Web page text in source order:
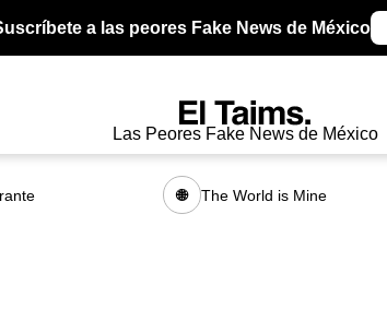
a las peores Fake News de México
Las Peores Fake News de México
🌐 The World is Mine